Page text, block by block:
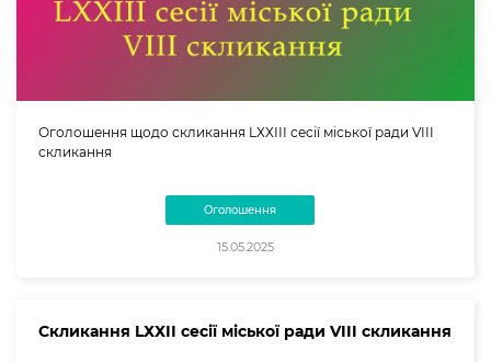
Оголошення щодо скликання LХХІІІ сесії міської ради VIII
скликання
Оголошення
15.05.2025
Скликання LХХІІ сесії міської ради VIII скликання